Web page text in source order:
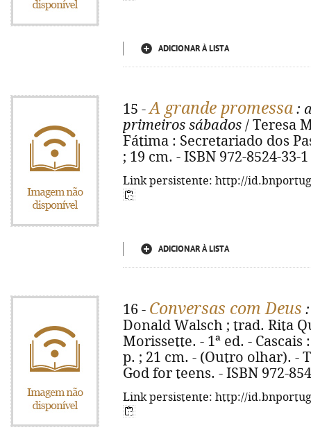
ADICIONAR À LISTA
15 -A grande promessa :
primeiros sábados / Teresa
Fátima : Secretariado dos
; 19 cm. - ISBN 972-8524-33-1
Link persistente: http://
ADICIONAR À LISTA
16 - Conversas com Deus
Donald Walsch ; trad. Rita
Morissette. - 1ª ed. - Cascais
p. ; 21 cm. - (Outro olhar). -
God for teens. - ISBN 972-
Link persistente: http://